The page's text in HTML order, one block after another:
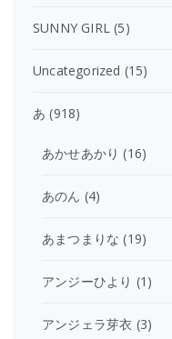
SUNNY GIRL (5)
Uncategorized (15)
あ (918)
あかせあかり (16)
あのん (4)
あまつまりな (19)
アンジーひより (1)
アンジェラ芽衣 (3)